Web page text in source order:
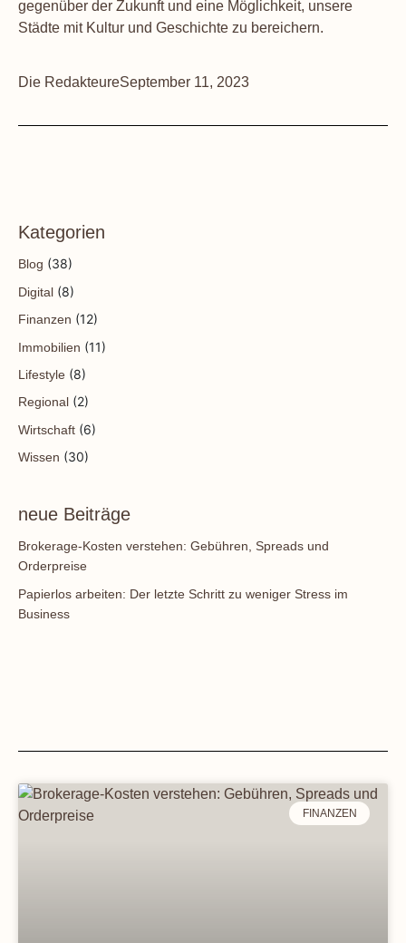
gegenüber der Zukunft und eine Möglichkeit, unsere
Städte mit Kultur und Geschichte zu bereichern.
Die RedakteureSeptember 11, 2023
Kategorien
Blog (38)
Digital (8)
Finanzen (12)
Immobilien (11)
Lifestyle (8)
Regional (2)
Wirtschaft (6)
Wissen (30)
neue Beiträge
Brokerage-Kosten verstehen: Gebühren, Spreads und
Orderpreise
Papierlos arbeiten: Der letzte Schritt zu weniger Stress im
Business
FINANZEN